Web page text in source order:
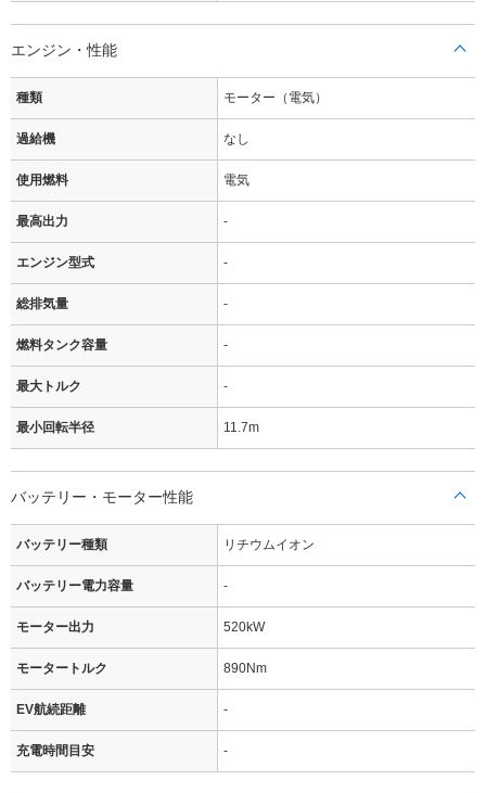
エンジン・性能
種類 モーター（電気）
過給機 なし
使用燃料 電気
最高出力 -
エンジン型式 -
総排気量 -
燃料タンク容量 -
最大トルク -
最小回転半径 11.7m
バッテリー・モーター性能
バッテリー種類 リチウムイオン
バッテリー電力容量 -
モーター出力 520kW
モータートルク 890Nm
EV航続距離 -
充電時間目安 -